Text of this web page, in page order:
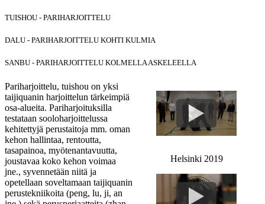
TUISHOU - PARIHARJOITTELU
DALU - PARIHARJOITTELU KOHTI KULMIA
SANBU - PARIHARJOITTELU KOLMELLA ASKELEELLA
Helsinki 2019
Pariharjoittelu, tuishou on yksi
taijiquanin harjoittelun tärkeimpiä
osa-alueita. Pariharjoituksilla
testataan sooloharjoittelussa
kehitettyjä perustaitoja mm. oman
kehon hallintaa, rentoutta,
tasapainoa, myötenantavuutta,
joustavaa koko kehon voimaa
jne., syvennetään niitä ja
opetellaan soveltamaan taijiquanin
perustekniikoita (peng, lu, ji, an